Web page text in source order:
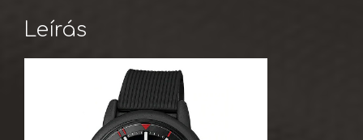
Leírás